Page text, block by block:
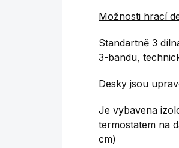
Možnosti hrací
Standartně 3
3-bandu,
Desky jsou
Je vybavena
termostatem na
cm)